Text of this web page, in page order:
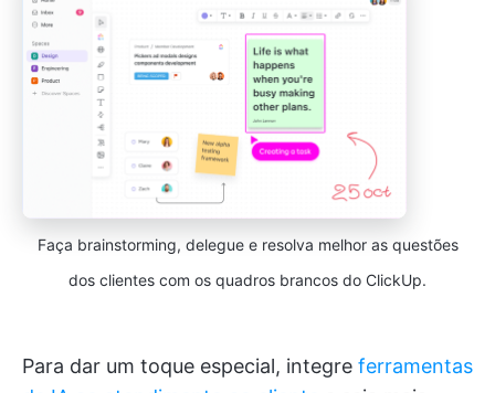
Faça brainstorming, delegue e resolva melhor as questões
dos clientes com os quadros brancos do ClickUp.
Para dar um toque especial, integre ferramentas